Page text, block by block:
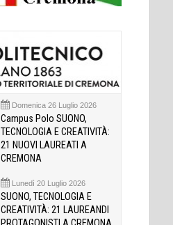
Domenica 26 Luglio 2026
Campus Polo SUONO,
TECNOLOGIA E CREATIVITÀ:
21 NUOVI LAUREATI A
CREMONA
Lunedì 20 Luglio 2026
SUONO, TECNOLOGIA E
CREATIVITÀ: 21 LAUREANDI